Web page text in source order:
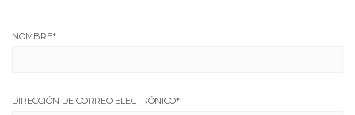
NOMBRE*
DIRECCIÓN DE CORREO ELECTRÓNICO*